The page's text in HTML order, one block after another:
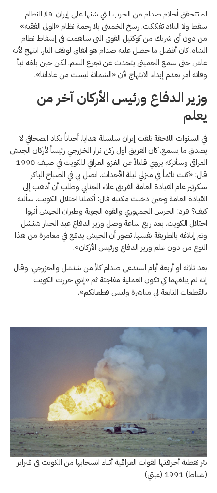
لم تتحقق أحلام صدام من الحرب التي شنها على إيران. فلا النظام
سقط ولا البلاد تفككت. رسخ الخميني بلا رحمة نظام «الولي الفقيه»
من دون أي شريك من كوكتيل القوى التي ساهمت في إسقاط نظام
الشاه. كان أفضل ما حصل عليه صدام هو اتفاق لوقف النار. ابتهج لأنه
عاش حتى سمع الخميني يتحدث عن تجرع السم. لكن حين بلغه نبأ
وفاته أمر بعدم إبداء الابتهاج لأن «الشماتة ليست من عاداتنا».
وزير الدفاع ورئيس الأركان آخر من
يعلم
في السنوات اللاحقة تلقت إيران سلسلة هدايا. أحياناً يكاد الصحافي لا
يصدق ما يسمع. كان الفريق أول ركن نزار الخزرجي رئيساً لأركان الجيش
العراقي وسأتركه يروي قليلاً عن الغزو العراقي للكويت في صيف 1990.
قال: «كنت نائماً في منزلي ليلة الأحداث. اتصل بي في الصباح الباكر
سكرتير عام القيادة العامة الفريق علاء الجنابي وطلب أن أذهب إلى
القيادة العامة وحين دخلت مكتبه قال: أكملنا احتلال الكويت. سألته
كيف؟ فرد: الحرس الجمهوري والقوة الجوية وطيران الجيش أنهوا
احتلال الكويت. بعد ربع ساعة وصل وزير الدفاع عبد الجبار شنشل
وتم إبلاغه بالطريقة نفسها. تصور أن الجيش يدفع في مغامرة من هذا
النوع من دون علم وزير الدفاع ورئيس الأركان».
بعد ثلاثة أو أربعة أيام استدعى صدام كلاً من شنشل والخزرجي، وقال
إنه لم يبلغهما كي تكون العملية مفاجئة ثم «إنني حررت الكويت
بالقطعات التابعة لي مباشرة وليس قطعاتكم».
بئر نفطية أحرقتها القوات العراقية أثناء انسحابها من الكويت في فبراير
(شباط) 1991 (غيتي)